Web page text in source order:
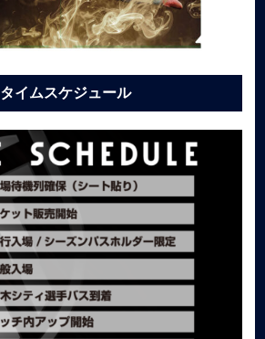
タイムスケジュール